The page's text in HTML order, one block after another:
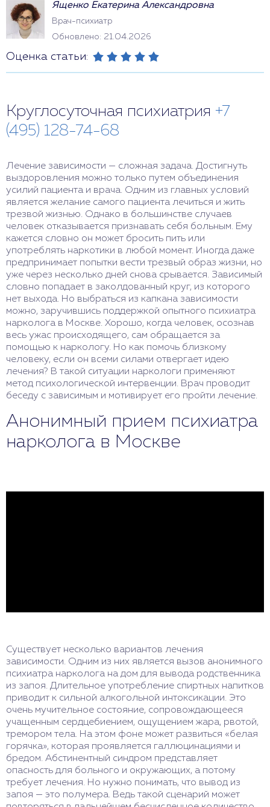
Ященко Екатерина Александровна
Врач-психиатр
Обновлено: 21.04.2026
Оценка статьи:
Круглосуточная психиатрия +7
(495) 128-74-68
Лечение зависимости — сложная задача. Достигнуть
выздоровления можно только путем объединения
усилий пациента и врача. Одним из главных условий
является желание самого пациента лечиться и жить
трезвой жизнью. Однако в большинстве случаев
человек отказывается признавать себя больным. Ему
кажется словно он может бросить пить или
употреблять наркотики в любой момент. Иногда даже
предпринимает попытки вести трезвый образ жизни, но
уже через несколько дней снова срывается. Зависимый
словно попадает в заколдованный круг, из которого
нет выхода. Но выбраться из капкана зависимости
можно, заручившись поддержкой опытного психиатра
нарколога в Москве. Хорошо, когда человек, осознав
весь ужас происходящего, сам обращается за
помощью к наркологу. Но как помочь близкому
человеку, если он всеми силами отвергает идею
лечения? В такой ситуации наркологи применяют
метод психологической интервенции. Врач проводит
беседу с зависимым и мотивирует его пройти лечение.
Анонимный прием психиатра
нарколога в Москве
Существует несколько вариантов лечения
зависимости. Одним из них является вызов анонимного
психиатра нарколога на дом для вывода родственника
из запоя. Длительное употребление спиртных напитков
приводит к сильной алкогольной интоксикации. Это
очень мучительное состояние, сопровождающееся
учащенным сердцебиением, ощущением жара, рвотой,
тремором тела. На этом фоне может развиться «белая
горячка», которая проявляется галлюцинациями и
бредом. Абстинентный синдром представляет
опасность для больного и окружающих, а потому
требует лечения. Но нужно понимать, что вывод из
запоя — это полумера. Ведь такой сценарий может